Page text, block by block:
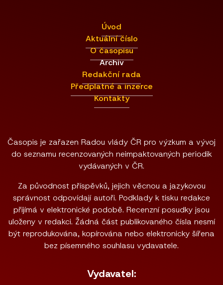
Úvod
Aktuální číslo
O časopisu
Archiv
Redakční rada
Předplatné a inzerce
Kontakty
Časopis je zařazen Radou vlády ČR pro výzkum a vývoj
do seznamu recenzovaných neimpaktovaných periodik
vydávaných v ČR.
Za původnost příspěvků, jejich věcnou a jazykovou
správnost odpovídají autoři. Podklady k tisku redakce
přijímá v elektronické podobě. Recenzní posudky jsou
uloženy v redakci. Žádná část publikovaného čísla nesmí
být reprodukována, kopírována nebo elektronicky šířena
bez písemného souhlasu vydavatele.
Vydavatel: